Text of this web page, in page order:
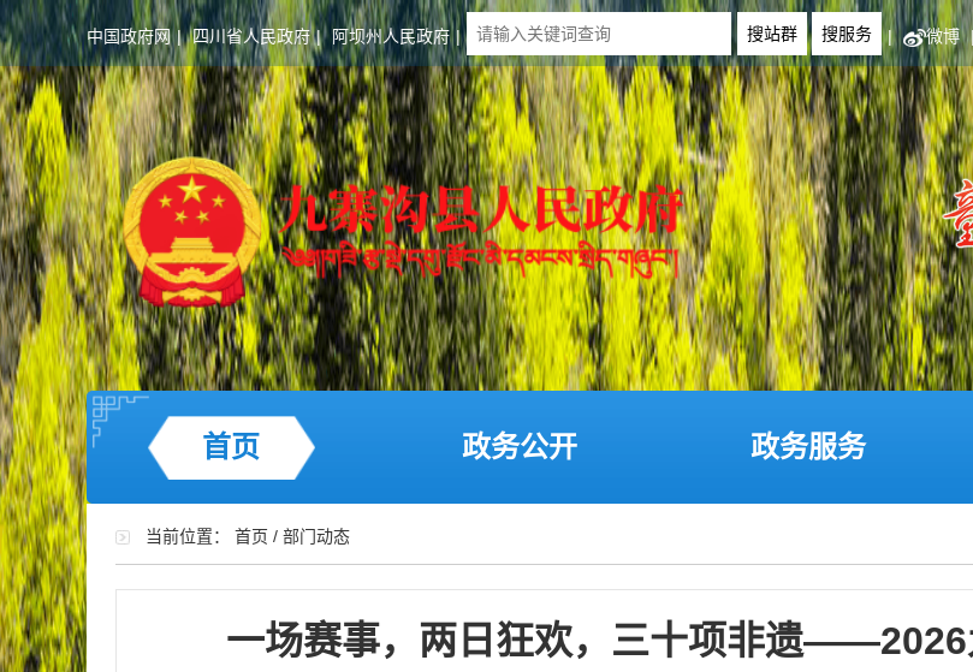
中国政府网 | 四川省人民政府 | 阿坝州人民政府 | | 微博 |
首页 政务公开 政务服务
当前位置： 首页 / 部门动态
一场赛事，两日狂欢，三十项非遗——2026